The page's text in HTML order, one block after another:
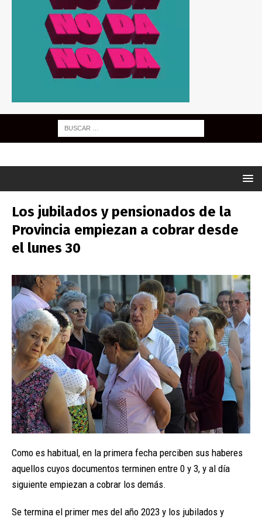
Los jubilados y pensionados de la
Provincia empiezan a cobrar desde
el lunes 30
Como es habitual, en la primera fecha perciben sus haberes
aquellos cuyos documentos terminen entre 0 y 3, y al día
siguiente empiezan a cobrar los demás.
Se termina el primer mes del año 2023 y los jubilados y